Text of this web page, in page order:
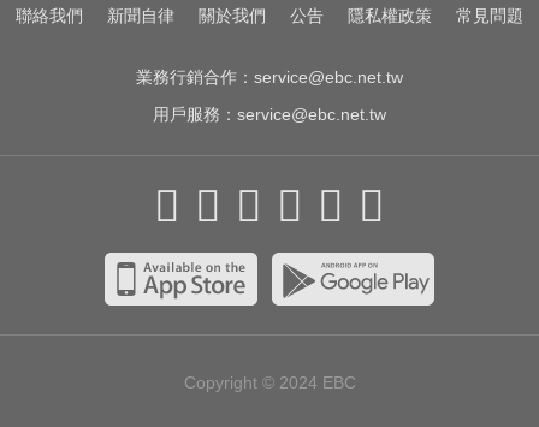
醫起看／20歲男私密處驚見「白刺
聯絡我們 新聞自律 關於我們 公告 隱私權政策 常見問題
業務行銷合作： service@ebc.net.tw
用戶服務： service@ebc.net.tw
Copyright © 2024 EBC